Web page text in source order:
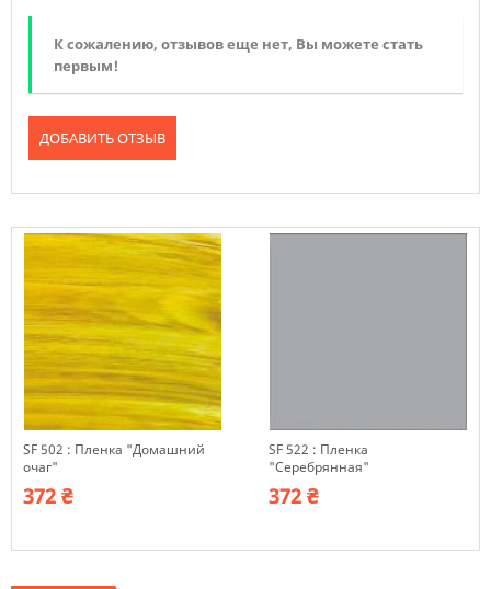
К сожалению, отзывов еще нет, Вы можете стать
первым!
ДОБАВИТЬ ОТЗЫВ
SF 502 : Пленка "Домашний
очаг"
372 ₴
SF 522 : Пленка
"Серебрянная"
372 ₴